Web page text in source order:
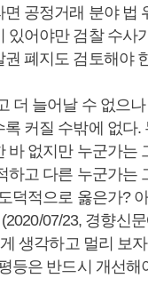
공정거래 분야 법
있어야만 검찰 수사
폐지도 검토해야
더 늘어날 수 없으
커질 수밖에 없다.
바 없지만 누군가는
하고 다른 누군가는
덕적으로 옳은가?
07/23, 경향신
생각하고 멀리 보
등은 반드시 개선해